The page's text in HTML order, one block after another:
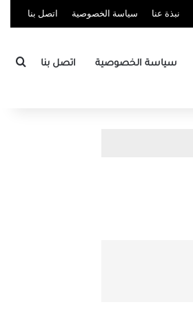
نبذة عنا سياسة الخصوصية اتصل بنا
سياسة الخصوصية اتصل بنا